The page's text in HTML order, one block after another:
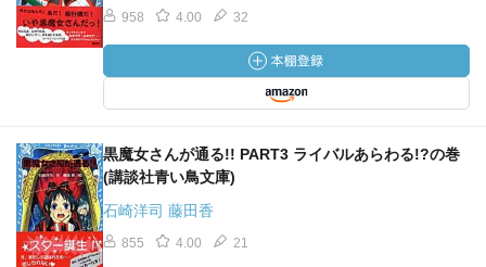
958 4.00 32
黒魔女さんが通る!! PART3 ライバルあらわる!?の巻
(講談社青い鳥文庫)
石崎洋司 藤田香
855 4.00 21